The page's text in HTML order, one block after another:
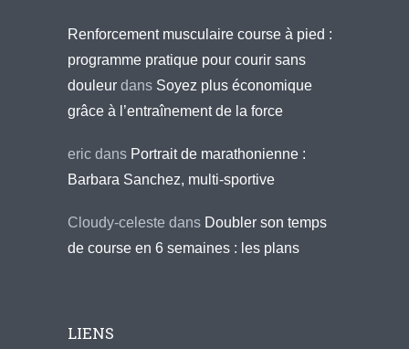
Renforcement musculaire course à pied :
programme pratique pour courir sans
douleur dans Soyez plus économique
grâce à l’entraînement de la force
eric dans Portrait de marathonienne :
Barbara Sanchez, multi-sportive
Cloudy-celeste dans Doubler son temps
de course en 6 semaines : les plans
LIENS